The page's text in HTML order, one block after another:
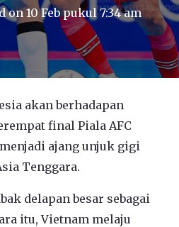
on10 Feb pukul 7:34 am
akan berhadapan
final Piala AFC
ajang unjuk gigi
Tenggara.
delapan besar sebagai
itu, Vietnam melaju